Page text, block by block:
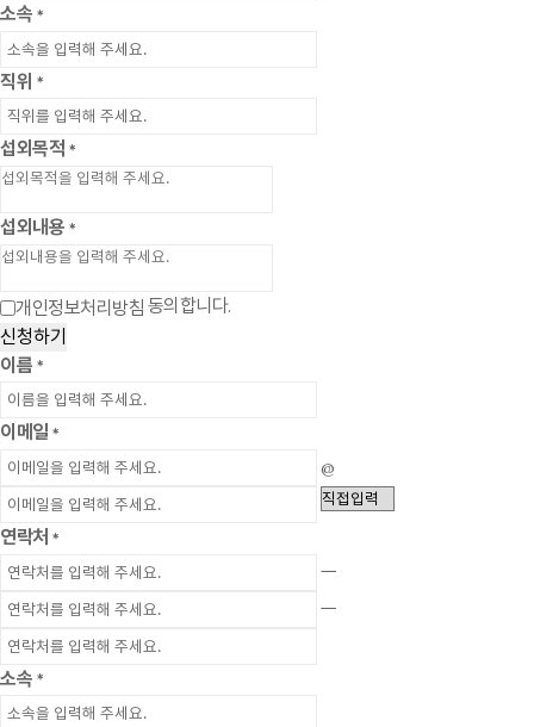
소속*
직위 *
섭외목적*
섭외내용*
개인정보처리방침동의합니다.
신청하기
이름*
이메일*
@
연락처*
ㅡ
ㅡ
소속*